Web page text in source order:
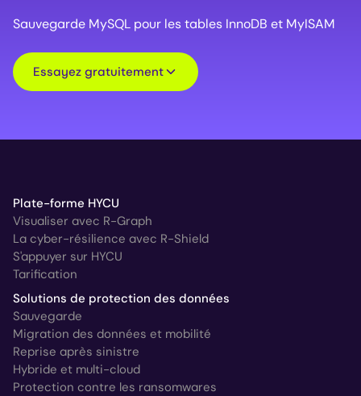
Sauvegarde MySQL pour les tables InnoDB et MyISAM
Essayez gratuitement
Plate-forme HYCU
Visualiser avec R-Graph
La cyber-résilience avec R-Shield
S'appuyer sur HYCU
Tarification
Solutions de protection des données
Sauvegarde
Migration des données et mobilité
Reprise après sinistre
Hybride et multi-cloud
Protection contre les ransomwares